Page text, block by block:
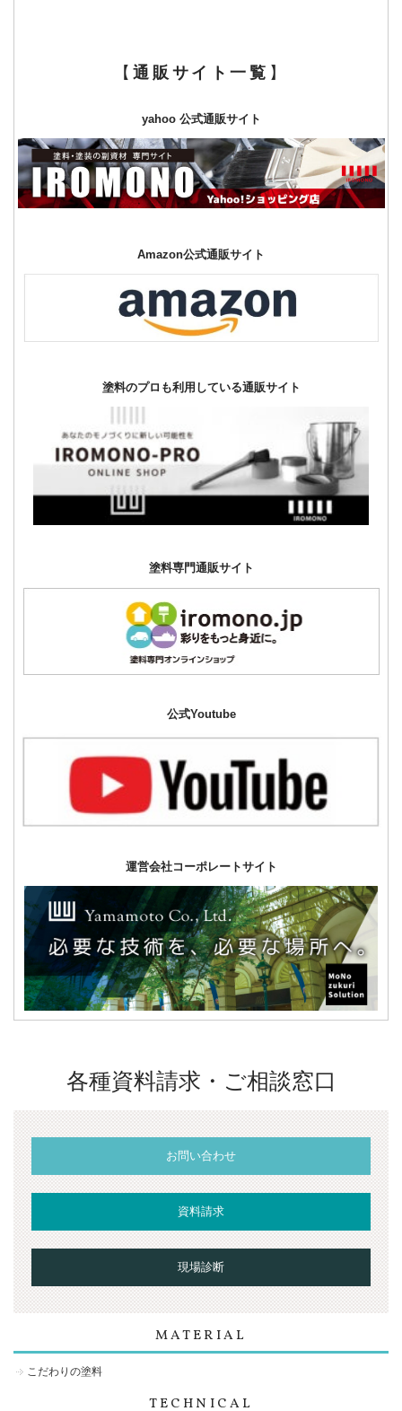
【通販サイト一覧 】
yahoo 公式通販サイト
Amazon公式通販サイト
塗料のプロも利用している通販サイト
塗料専門通販サイト
公式Youtube
運営会社コーポレートサイト
各種資料請求・ご相談窓口
お問い合わせ
資料請求
現場診断
MATERIAL
こだわりの塗料
TECHNICAL